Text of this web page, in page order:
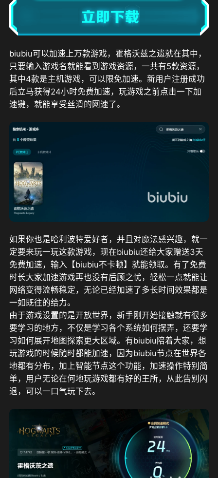
biubiu可以加速上万款游戏，霍格沃兹之遗就在其中，
只要输入游戏名就能看到游戏资源，一共有5款资源，
其中4款是主机游戏，可以限免加速。新用户注册成功
后立马获得24小时免费加速 ，玩游戏之前点击一下加
速键，就能享受丝滑的网速了。
如果你也是哈利波特爱好者，并且对魔法感兴趣，就一
定要来玩一玩这款游戏，现在biubiu还给大家赠送3天
免费加速 ，输入【biubiu不卡顿】就能领取。有了免费
时长大家加速游戏再也没有后顾之忧，轻松一点就能让
网络变得流畅稳定，无论已经加速了多长时间效果都是
一如既往的给力。
由于游戏设置的是开放世界，新手刚开始接触就有很多
要学习的地方，不仅是学习各个系统如何摆弄，还要学
习如何展开地图探索更大区域。有biubiu陪着大家，想
玩游戏的时候随时都能加速，因为biubiu节点在世界各
地都有分布，加上智能节点这个功能，加速操作特别简
单，用户无论在何地玩游戏都有好的王所，从此告别闪
退，可以一口气玩下去。